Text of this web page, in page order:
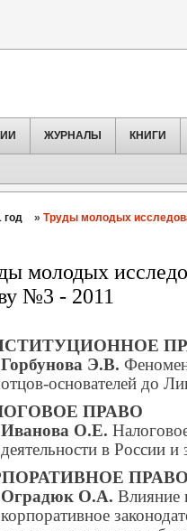
ЖУРНАЛЫ КНИГИ
год » Труды молодых
молодых
№3 - 2011
Горбунова Э.В.
отцов-основателей до
ПРАВО
Иванова О.Е.
деятельности в России
Оградюк О.А. Влияние
корпоративное